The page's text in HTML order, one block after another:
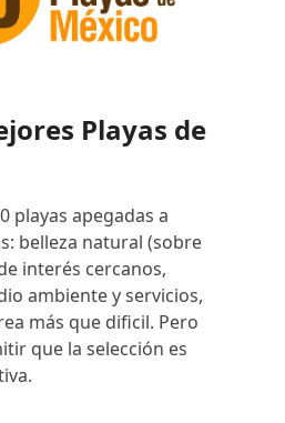
Playas de
playas apegadas a
belleza natural (sobre
interés cercanos,
ambiente y servicios,
más que dificil. Pero
que la selección es